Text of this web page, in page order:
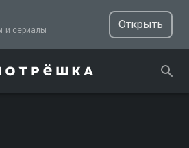
ТВ, фильмы и сериалы
Открыть